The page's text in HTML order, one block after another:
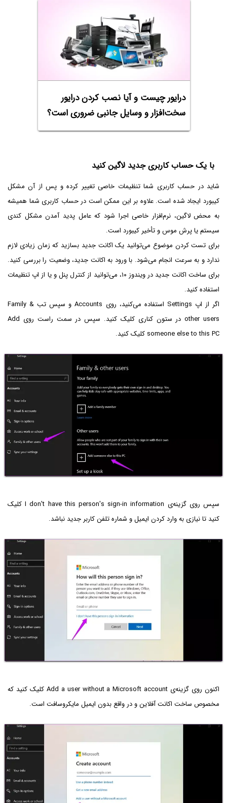
درایور چیست و آیا نصب کردن درایور
سخت‌افزار و وسایل جانبی ضروری است؟
با یک حساب کاربری جدید لاگین کنید
شاید در حساب کاربری شما تنظیمات خاصی تغییر کرده و پس از آن مشکل
کیبورد ایجاد شده است. علاوه بر این ممکن است در حساب کاربری شما همیشه
به محض لاگین، نرم‌افزار خاصی اجرا شود که عامل پدید آمدن مشکل کندی
سیستم یا پرش موس و تأخیر کیبورد است.
برای تست کردن موضوع می‌توانید یک اکانت جدید بسازید که زمان زیادی لازم
ندارد و به سرعت انجام می‌شود. با ورود به اکانت جدید، وضعیت را بررسی کنید.
برای ساخت اکانت جدید در ویندوز ۱۰، می‌توانید از کنترل پنل و یا از اپ تنظیمات
استفاده کنید.
اگر از اپ Settings استفاده می‌کنید، روی Accounts و سپس تب Family &
other users در ستون کناری کلیک کنید. سپس در سمت راست روی Add
someone else to this PC کلیک کنید.
سپس روی گزینه‌ی I don't have this person's sign-in information کلیک
کنید تا نیازی به وارد کردن ایمیل و شماره تلفن کاربر جدید نباشد.
اکنون روی گزینه‌ی Add a user without a Microsoft account کلیک کنید که
مخصوص ساخت اکانت آفلاین و در واقع بدون ایمیل مایکروسافت است.